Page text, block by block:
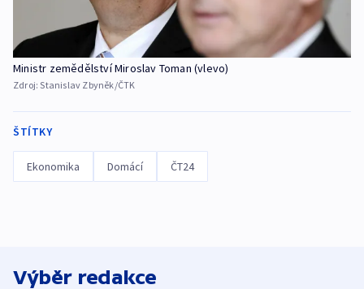
Ministr zemědělství Miroslav Toman (vlevo)
Zdroj:Stanislav Zbyněk/ČTK
ŠTÍTKY
Ekonomika Domácí ČT24
Výběr redakce